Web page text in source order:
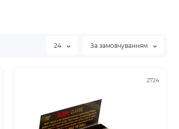
24 За замовчуванням
2724